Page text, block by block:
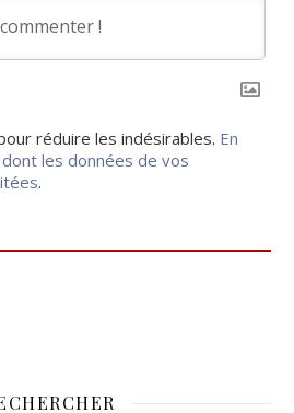
réduire les indésirables. En
les données de vos
.